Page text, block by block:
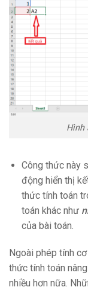
Hình
Công thức này
động hiển thị
thức tính toán
toán khác như
của bài toán.
Ngoài phép tính
thức tính toán
nhiều hơn nữa.